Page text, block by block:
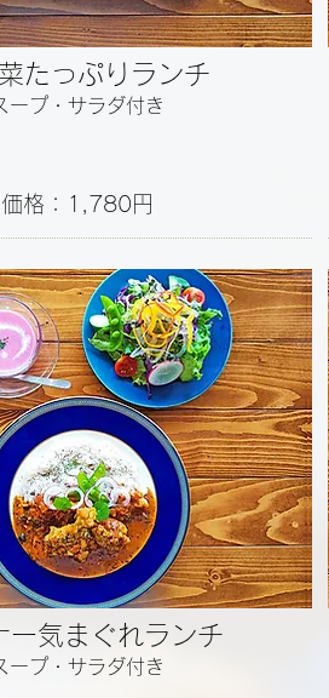
たっぷりランチ
ープ・サラダ付き
価格：1,780円
ー気まぐれランチ
ープ・サラダ付き